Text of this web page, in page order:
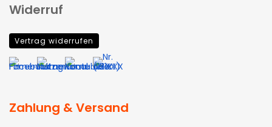
Widerruf
Vertrag widerrufen
Zahlung & Versand